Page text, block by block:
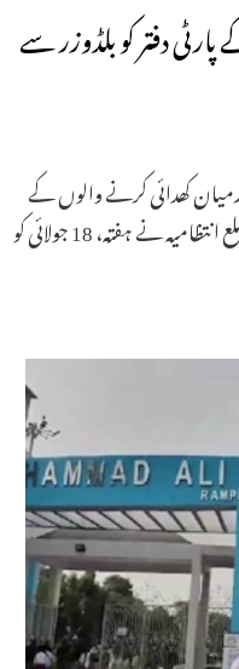
دفتر کو بلڈوزر سے
کھدائی کرنے والوں کے
ذریعے کیا جا رہا تھا۔ کولکتہ: جنوبی 24 پرگنہ ضلع انتظامیہ نے ہفتہ، 18 جولائی کو